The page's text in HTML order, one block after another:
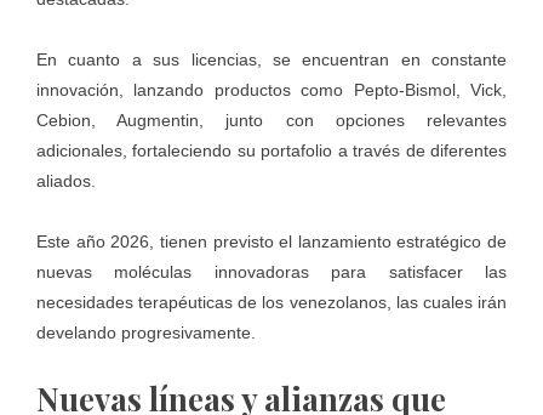
En cuanto a sus licencias, se encuentran en constante
innovación, lanzando productos como Pepto-Bismol, Vick,
Cebion, Augmentin, junto con opciones relevantes
adicionales, fortaleciendo su portafolio a través de diferentes
aliados.
Este año 2026, tienen previsto el lanzamiento estratégico de
nuevas moléculas innovadoras para satisfacer las
necesidades terapéuticas de los venezolanos, las cuales irán
develando progresivamente.
Nuevas líneas y alianzas que